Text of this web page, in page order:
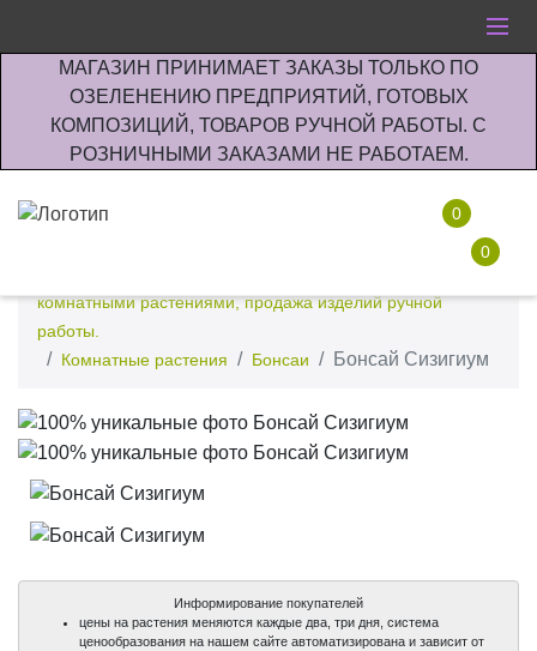
МАГАЗИН ПРИНИМАЕТ ЗАКАЗЫ ТОЛЬКО ПО
ОЗЕЛЕНЕНИЮ ПРЕДПРИЯТИЙ, ГОТОВЫХ
КОМПОЗИЦИЙ, ТОВАРОВ РУЧНОЙ РАБОТЫ. С
РОЗНИЧНЫМИ ЗАКАЗАМИ НЕ РАБОТАЕМ.
0
0
комнатными растениями, продажа изделий ручной
работы.
Комнатные растения
Бонсаи Бонсай Сизигиум
Информирование покупателей
цены на растения меняются каждые два, три дня, система
ценообразования на нашем сайте автоматизирована и зависит от